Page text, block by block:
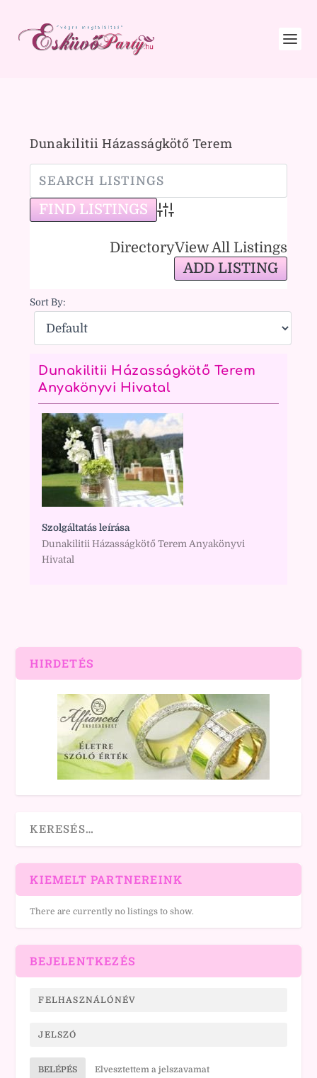
Dunakilitii Házasságkötő Terem
Advanced Search
DirectoryView All Listings
ADD LISTING
Sort By:
Dunakilitii Házasságkötő Terem
Anyakönyvi Hivatal
Szolgáltatás leírása
Dunakilitii Házasságkötő Terem Anyakönyvi
Hivatal
HIRDETÉS
KIEMELT PARTNEREINK
There are currently no listings to show.
BEJELENTKEZÉS
BELÉPÉS Elvesztettem a jelszavamat